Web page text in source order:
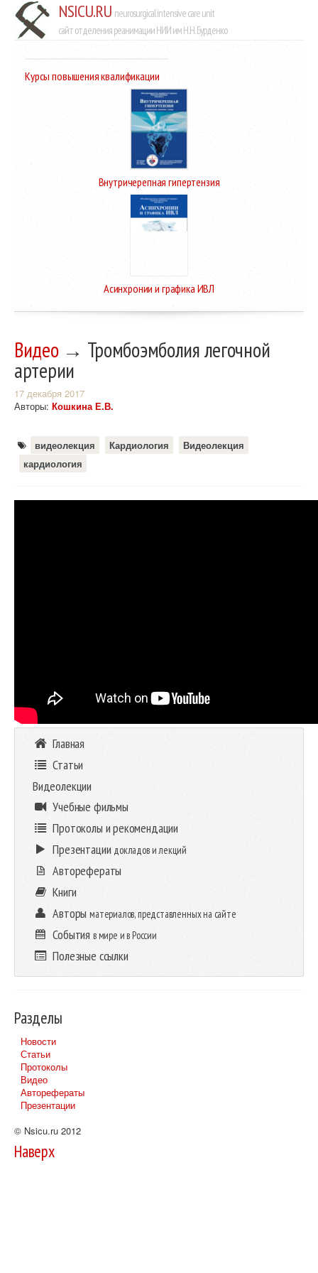
NSICU.RU neurosurgical intensive care unit
сайт отделения реанимации НИИ им Н.Н. Бурденко
Курсы повышения квалификации
Внутричерепная гипертензия
Асинхронии и графика ИВЛ
Видео→ Тромбоэмболия легочной
артерии
17 декабря 2017
Авторы: Кошкина Е.В.
видеолекция Кардиология
Видеолекция
кардиология
Главная
Статьи
Видеолекции
Учебные фильмы
Протоколы и рекомендации
Презентации докладов и лекций
Авторефераты
Книги
Авторыматериалов, представленных на сайте
События в мире и в России
Полезные ссылки
Разделы
Новости
Статьи
Протоколы
Видео
Авторефераты
Презентации
© Nsicu.ru 2012
Наверх